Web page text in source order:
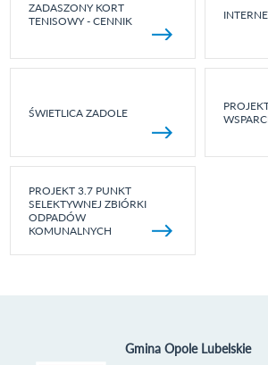
ZADASZONY KORT
TENISOWY - CENNIK
ŚWIETLICA ZADOLE
PROJEKT 3.7 PUNKT
SELEKTYWNEJ ZBIÓRKI
ODPADÓW
KOMUNALNYCH
Gmina Opole Lubelskie